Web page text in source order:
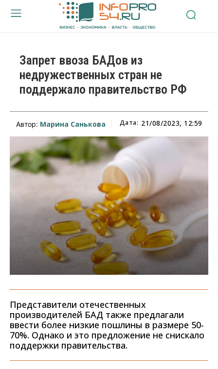
Запрет ввоза БАДов из
недружественных стран не
поддержало правительство РФ
Автор: Марина Санькова Дата: 21/08/2023, 12:59
Представители отечественных
производителей БАД также предлагали
ввести более низкие пошлины в размере 50-
70%. Однако и это предложение не снискало
поддержки правительства.